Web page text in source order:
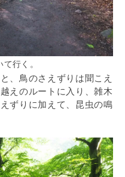
行く。
、鳥のさえずりは聞こえ
えのルートに入り、雑木
ずりに加えて、昆虫の鳴